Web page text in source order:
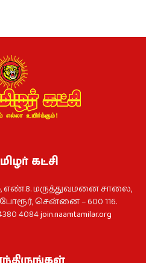
கட்சி
எண்.8. மருத்துவமனை சாலை,
சென்னை – 600 116.
4084join.naamtamilar.org